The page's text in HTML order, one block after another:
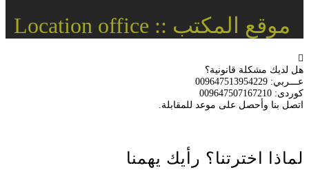
موقع المكتب :: Location office
هل لديك مشكلة قانونية؟
عـــربي: 009647513954229
كوردی: 009647507167210
اتصل بنا وأحصل على موعد للمقابلة.
لماذا اخترتنا؟ رأيك يهمنا